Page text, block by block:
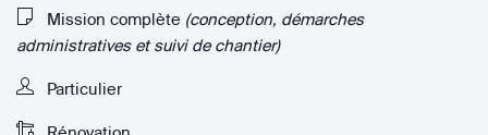
Mission complète (conception, démarches
administratives et suivi de chantier)
Particulier